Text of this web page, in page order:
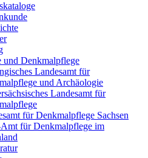
und Denkmalpflege
Landesamt für
und Archäologie
Landesamt für
für Denkmalpflege Sachsen
für Denkmalpflege im